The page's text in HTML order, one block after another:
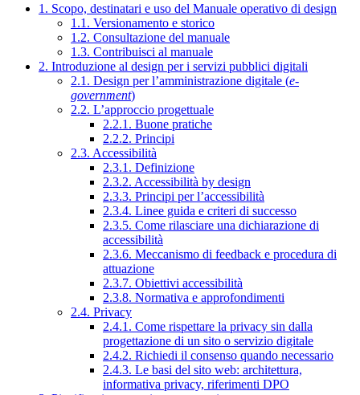
1. Scopo, destinatari e uso del Manuale operativo di design
1.1. Versionamento e storico
1.2. Consultazione del manuale
1.3. Contribuisci al manuale
2. Introduzione al design per i servizi pubblici digitali
2.1. Design per l’amministrazione digitale (e-
government)
2.2. L’approccio progettuale
2.2.1. Buone pratiche
2.2.2. Principi
2.3. Accessibilità
2.3.1. Definizione
2.3.2. Accessibilità by design
2.3.3. Principi per l’accessibilità
2.3.4. Linee guida e criteri di successo
2.3.5. Come rilasciare una dichiarazione di
accessibilità
2.3.6. Meccanismo di feedback e procedura di
attuazione
2.3.7. Obiettivi accessibilità
2.3.8. Normativa e approfondimenti
2.4. Privacy
2.4.1. Come rispettare la privacy sin dalla
progettazione di un sito o servizio digitale
2.4.2. Richiedi il consenso quando necessario
2.4.3. Le basi del sito web: architettura,
informativa privacy, riferimenti DPO